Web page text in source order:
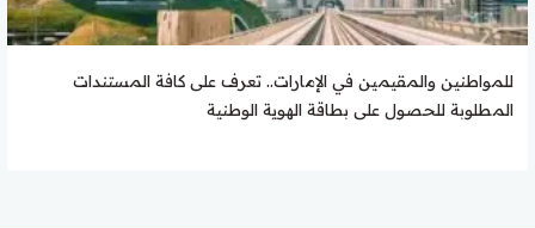
للمواطنين والمقيمين في الإمارات.. تعرف على كافة المستندات
المطلوبة للحصول على بطاقة الهوية الوطنية